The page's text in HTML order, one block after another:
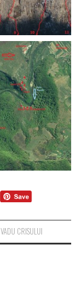
VADU CRISULUI